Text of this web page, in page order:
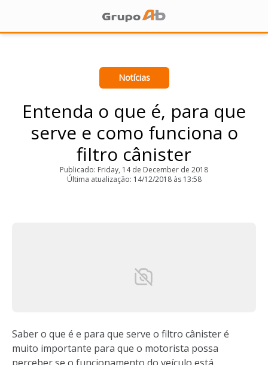
Notícias
Entenda o que é, para que
serve e como funciona o
filtro cânister
Publicado: Friday, 14 de December de 2018
Última atualização: 14/12/2018 às 13:58
Saber o que é e para que serve o filtro cânister é
muito importante para que o motorista possa